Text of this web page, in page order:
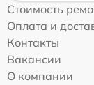
Стоимость
Оплата и
Контакты
Вакансии
О компании